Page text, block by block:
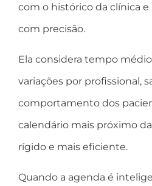
com o histórico da clínica
com precisão.
Ela considera tempo
variações por profissional,
comportamento dos
calendário mais próximo
rígido e mais eficiente.
Quando a agenda é